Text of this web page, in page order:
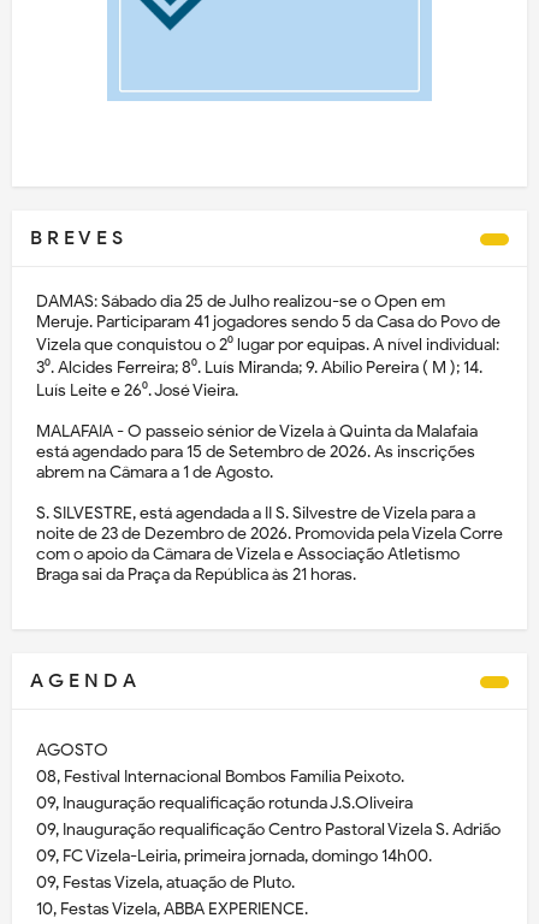
B R E V E S
DAMAS: Sábado dia 25 de Julho realizou-se o Open em
Meruje. Participaram 41 jogadores sendo 5 da Casa do Povo de
Vizela que conquistou o 2⁰ lugar por equipas. A nível individual:
3⁰. Alcides Ferreira; 8⁰. Luís Miranda; 9. Abílio Pereira ( M ); 14.
Luís Leite e 26⁰. José Vieira.
MALAFAIA - O passeio sénior de Vizela à Quinta da Malafaia
está agendado para 15 de Setembro de 2026. As inscrições
abrem na Câmara a 1 de Agosto.
S. SILVESTRE, está agendada a II S. Silvestre de Vizela para a
noite de 23 de Dezembro de 2026. Promovida pela Vizela Corre
com o apoio da Câmara de Vizela e Associação Atletismo
Braga sai da Praça da República às 21 horas.
A G E N D A
AGOSTO
08, Festival Internacional Bombos Família Peixoto.
09, Inauguração requalificação rotunda J.S.Oliveira
09, Inauguração requalificação Centro Pastoral Vizela S. Adrião
09, FC Vizela-Leiria, primeira jornada, domingo 14h00.
09, Festas Vizela, atuação de Pluto.
10, Festas Vizela, ABBA EXPERIENCE.